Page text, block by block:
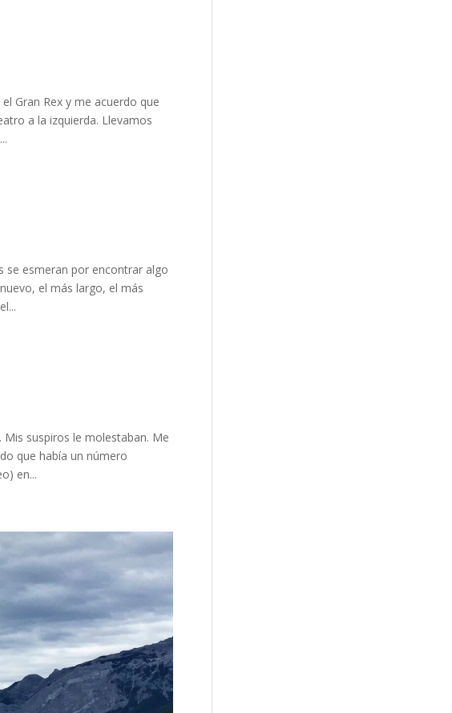
Gran Rex y me acuerdo que
a la izquierda. Llevamos
se esmeran por encontrar algo
el más largo, el más
suspiros le molestaban. Me
que había un número
en...